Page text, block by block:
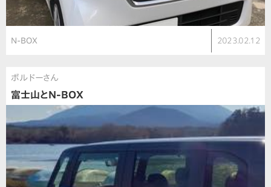
N-BOX 2023.02.12
ボルドーさん
富士山とN-BOX